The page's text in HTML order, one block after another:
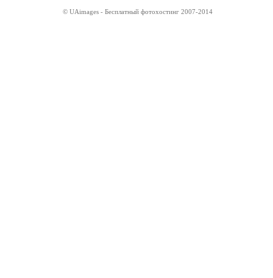
© UAimages - Бесплатный фотохостинг 2007-2014